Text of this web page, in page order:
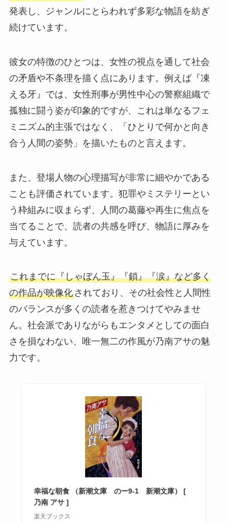
発表し、ジャンルにとらわれず多彩な物語を紡ぎ
続けています。
彼女の特徴のひとつは、女性の視点を通して社会
の矛盾や不条理を描く点にあります。例えば『凍
える牙』では、女性刑事が男性中心の警察組織で
孤独に闘う姿が印象的ですが、これは単なるフェ
ミニズム的主張ではなく、「ひとりで何かと向き
合う人間の姿勢」を描いたものと言えます。
また、登場人物の心理描写が非常に細やかである
ことも評価されています。犯罪やミステリーとい
う枠組みに収まらず、人間の葛藤や再生に焦点を
当てることで、読者の共感を呼び、物語に厚みを
与えています。
これまでに『しゃぼん玉』『鎖』『涙』など多く
の作品が映像化されており、その社会性と人間性
のバランスが多くの読者を惹きつけてやみませ
ん。社会派でありながらもエンタメとしての面白
さを損なわない、唯一無二の作風が乃南アサの魅
力です。
幸福な朝食 （新潮文庫 のー9-1 新潮文庫） [
乃南 アサ ]
楽天ブックス